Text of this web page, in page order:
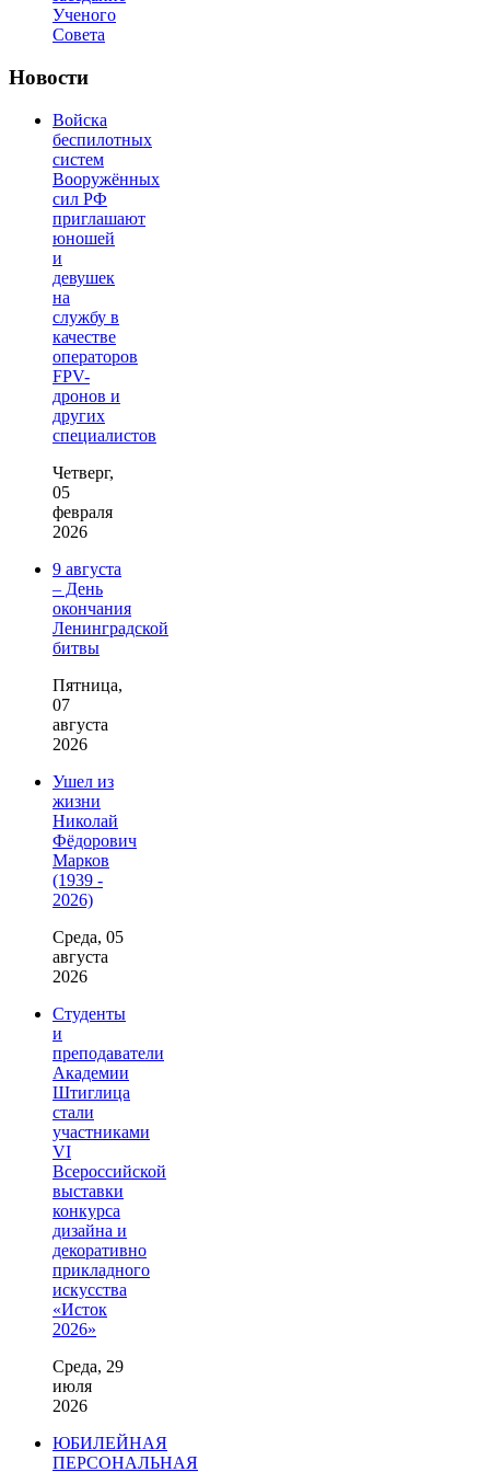
Ученого
Совета
Новости
Войска
беспилотных
систем
Вооружённых
сил РФ
приглашают
юношей
и
девушек
на
службу в
качестве
операторов
FPV-
дронов и
других
специалистов
Четверг,
05
февраля
2026
9 августа
– День
окончания
Ленинградской
битвы
Пятница,
07
августа
2026
Ушел из
жизни
Николай
Фёдорович
Марков
(1939 -
2026)
Среда, 05
августа
2026
Студенты
и
преподаватели
Академии
Штиглица
стали
участниками
VI
Всероссийской
выставки
конкурса
дизайна и
декоративно
прикладного
искусства
«Исток
2026»
Среда, 29
июля
2026
ЮБИЛЕЙНАЯ
ПЕРСОНАЛЬНАЯ